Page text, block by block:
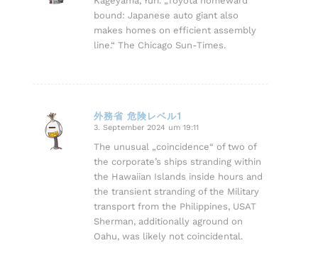
bound: Japanese auto giant also
makes homes on efficient assembly
line.“ The Chicago Sun-Times.
外務省 危険レベル1
sagte:
3. September 2024 um 19:11
The unusual „coincidence“ of two of
the corporate’s ships stranding within
the Hawaiian Islands inside hours and
the transient stranding of the Military
transport from the Philippines, USAT
Sherman, additionally aground on
Oahu, was likely not coincidental.